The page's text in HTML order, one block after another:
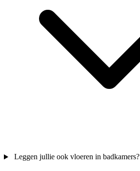
Leggen jullie ook vloeren in badkamers?